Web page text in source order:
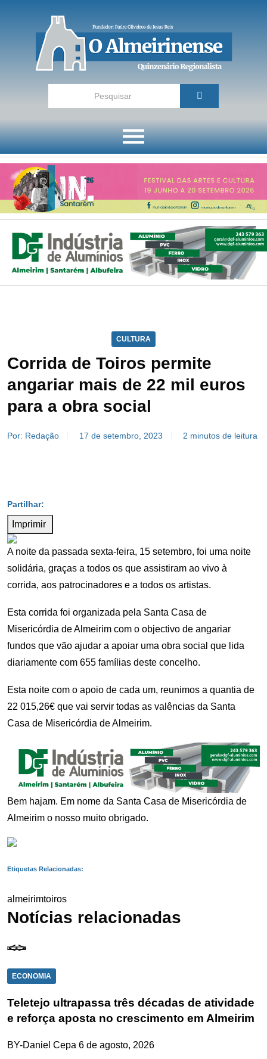
CULTURA
Corrida de Toiros permite
angariar mais de 22 mil euros
para a obra social
Por: Redação 17 de setembro, 2023 2 minutos de leitura
Imprimir
A noite da passada sexta-feira, 15 setembro, foi uma noite
solidária, graças a todos os que assistiram ao vivo à
corrida, aos patrocinadores e a todos os artistas.
Esta corrida foi organizada pela Santa Casa de
Misericórdia de Almeirim com o objectivo de angariar
fundos que vão ajudar a apoiar uma obra social que lida
diariamente com 655 famílias deste concelho.
Esta noite com o apoio de cada um, reunimos a quantia de
22 015,26€ que vai servir todas as valências da Santa
Casa de Misericórdia de Almeirim.
Bem hajam. Em nome da Santa Casa de Misericórdia de
Almeirim o nosso muito obrigado.
Etiquetas Relacionadas:
almeirimtoiros
Notícias relacionadas
ECONOMIA
Teletejo ultrapassa três décadas de atividade
e reforça aposta no crescimento em Almeirim
BY-Daniel Cepa 6 de agosto, 2026